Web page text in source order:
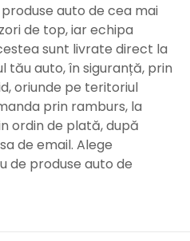
auto de cea mai
de top, iar echipa
sunt livrate direct la
tău auto, în siguranță, prin
oriunde pe teritoriul
prin ramburs, la
ordin de plată, după
de email. Alege
de produse auto de